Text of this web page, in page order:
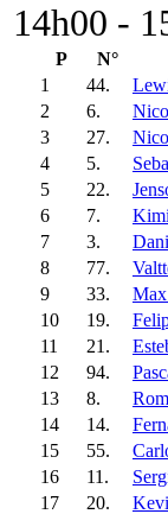
14h00 -
P N°
1
44.
2
6.
3
27.
4
5.
5
22.
6
7.
7
3.
8
77.
9
33. Max
10
19.
11
21.
12
94.
13
8.
14
14.
15
55.
16
11.
17
20.